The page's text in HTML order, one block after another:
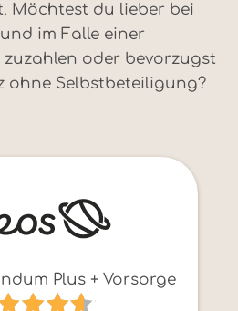
Möchtest du lieber bei
im Falle einer
oder bevorzugst
ohne Selbstbeteiligung?
Plus + Vorsorge